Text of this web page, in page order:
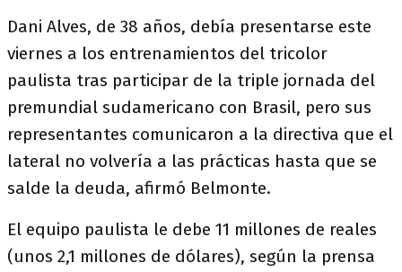
Dani Alves, de 38 años, debía presentarse este
viernes a los entrenamientos del tricolor
paulista tras participar de la triple jornada del
premundial sudamericano con Brasil, pero sus
representantes comunicaron a la directiva que el
lateral no volvería a las prácticas hasta que se
salde la deuda, afirmó Belmonte.
El equipo paulista le debe 11 millones de reales
(unos 2,1 millones de dólares), según la prensa